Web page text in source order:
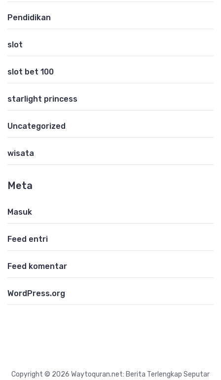
Pendidikan
slot
slot bet 100
starlight princess
Uncategorized
wisata
Meta
Masuk
Feed entri
Feed komentar
WordPress.org
Copyright © 2026 Waytoquran.net: Berita Terlengkap Seputar